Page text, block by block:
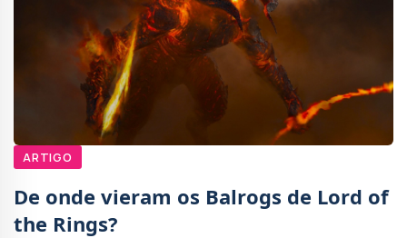
ARTIGO
De onde vieram os Balrogs de Lord of
the Rings?